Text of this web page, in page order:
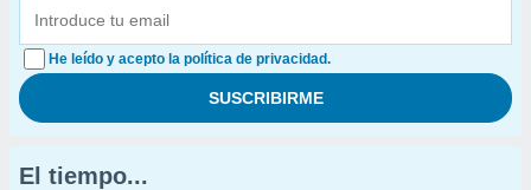
He leído y acepto la política de privacidad.
El tiempo...